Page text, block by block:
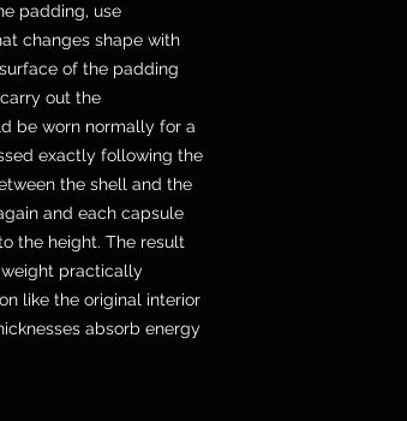
padding, use
changes shape with
of the padding
out the
be worn normally for a
exactly following the
the shell and the
and each capsule
the height. The result
practically
like the original interior
absorb energy